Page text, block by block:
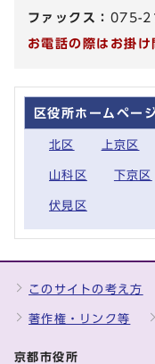
ファックス： 075-
お電話の際はお掛
区役所ホームペー
北区 上京区
山科区 下京区
伏見区
このサイトの考え方
著作権・リンク等
京都市役所